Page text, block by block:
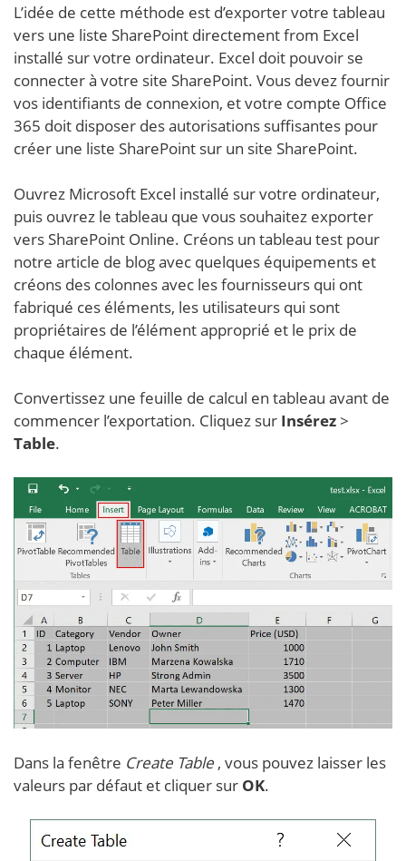
L’idée de cette méthode est d’exporter votre tableau
vers une liste SharePoint directement from Excel
installé sur votre ordinateur. Excel doit pouvoir se
connecter à votre site SharePoint. Vous devez fournir
vos identifiants de connexion, et votre compte Office
365 doit disposer des autorisations suffisantes pour
créer une liste SharePoint sur un site SharePoint.
Ouvrez Microsoft Excel installé sur votre ordinateur,
puis ouvrez le tableau que vous souhaitez exporter
vers SharePoint Online. Créons un tableau test pour
notre article de blog avec quelques équipements et
créons des colonnes avec les fournisseurs qui ont
fabriqué ces éléments, les utilisateurs qui sont
propriétaires de l’élément approprié et le prix de
chaque élément.
Convertissez une feuille de calcul en tableau avant de
commencer l’exportation. Cliquez sur Insérez>
Table.
Dans la fenêtre Create Table , vous pouvez laisser les
valeurs par défaut et cliquer sur OK.